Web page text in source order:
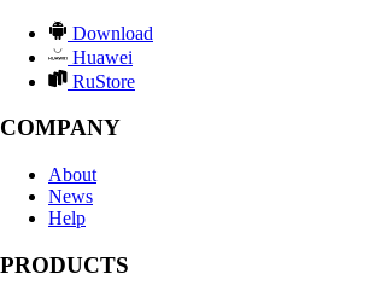
Download
Huawei
RuStore
COMPANY
About
News
Help
PRODUCTS